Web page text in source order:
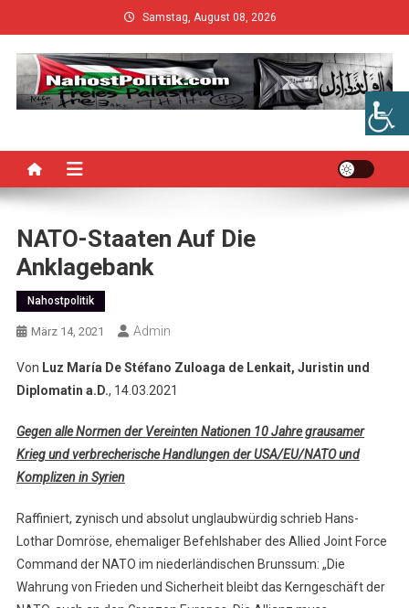
to
content
Samstag, August 08, 2026
NATO-Staaten Auf Die
Anklagebank
Nahostpolitik
März 14, 2021 Admin
Von Luz María De Stéfano Zuloaga de Lenkait, Juristin und
Diplomatin a.D., 14.03.2021
Gegen alle Normen der Vereinten Nationen 10 Jahre grausamer
Krieg und verbrecherische Handlungen der USA/EU/NATO und
Komplizen in Syrien
Raffiniert, zynisch und absolut unglaubwürdig schrieb Hans-
Lothar Domröse, ehemaliger Befehlshaber des Allied Joint Force
Command der NATO im niederländischen Brunssum: „Die
Wahrung von Frieden und Sicherheit bleibt das Kerngeschäft der